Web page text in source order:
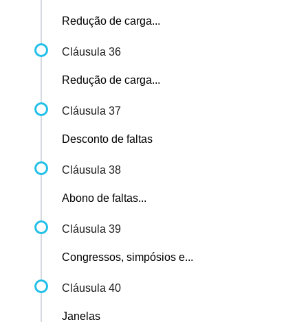
Redução de carga...
Cláusula 36
Redução de carga...
Cláusula 37
Desconto de faltas
Cláusula 38
Abono de faltas...
Cláusula 39
Congressos, simpósios e...
Cláusula 40
Janelas